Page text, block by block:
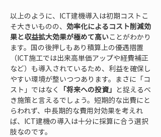
以上のように、ICT建機導入は初期コストこ
そ大きいものの、 効率化によるコスト削減効
果と収益拡大効果が極めて高いことがわかり
ます。国の後押しもあり積算上の優遇措置
（ICT施工では出来高単価アップや経費補正
など）も導入されているため、利益を確保し
やすい環境が整いつつあります。まさに「コ
スト」ではなく
「将来への投資」 と捉えるべ
き施策と言えるでしょう。短期的な出費にと
らわれず、中長期的な費用対効果を考えれ
ば、ICT建機の導入は十分に採算に合う選択
肢なのです。